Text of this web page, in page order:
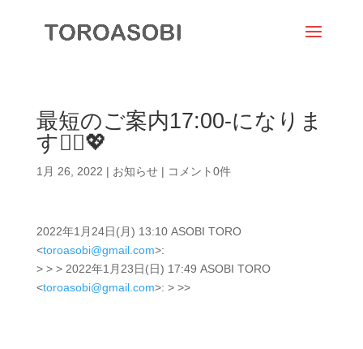
最短のご案内17:00-になりま
す🙇‍♀️💖
1月 26, 2022 | お知らせ| コメント0件
2022年1月24日(月) 13:10 ASOBI TORO
<toroasobi@gmail.com>:
> > > 2022年1月23日(日) 17:49 ASOBI TORO
<toroasobi@gmail.com>: > >>